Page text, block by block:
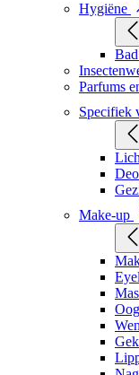
Hygiëne
Parfums
Specifiek
Make-up